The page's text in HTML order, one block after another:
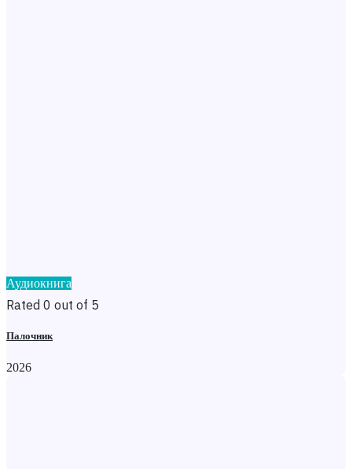
Аудиокнига
Rated 0 out of 5
Палочник
2026